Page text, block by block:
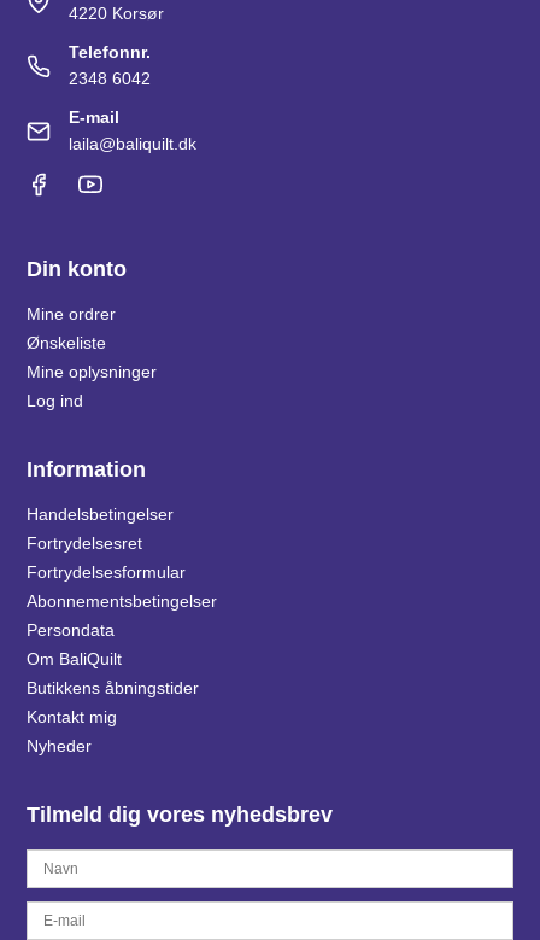
4220 Korsør
Telefonnr.
2348 6042
E-mail
laila@baliquilt.dk
Din konto
Mine ordrer
Ønskeliste
Mine oplysninger
Log ind
Information
Handelsbetingelser
Fortrydelsesret
Fortrydelsesformular
Abonnementsbetingelser
Persondata
Om BaliQuilt
Butikkens åbningstider
Kontakt mig
Nyheder
Tilmeld dig vores nyhedsbrev